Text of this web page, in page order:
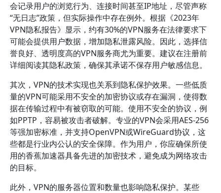
会记录用户的浏览行为、连接时间甚至IP地址，尽管声称
“无日志”政策，但实际操作中存在例外。根据《2023年
VPN隐私报告》显示，约有30%的VPN服务在法律要求下
可能会提供用户数据，增加隐私泄露风险。因此，选择信
誉良好、透明度高的VPN服务商尤为重要。建议在注册前
详细阅读其隐私政策，确保其承诺不保存用户敏感信息。
其次，VPN的技术实现也关系到隐私保护效果。一些低质
量的VPN可能采用不安全的加密协议或存在漏洞，使得数
据在传输过程中有被窃取的可能。使用不安全的协议，例
如PPTP，容易被攻击者破解。专业的VPN会采用AES-256
等强加密标准，并支持OpenVPN或WireGuard协议，这
些都是行业内公认的安全保障。作为用户，你应确保所使
用的香蕉加速器具备先进的加密技术，避免成为网络攻击
的目标。
此外，VPN的服务器位置和数量也影响隐私保护。某些